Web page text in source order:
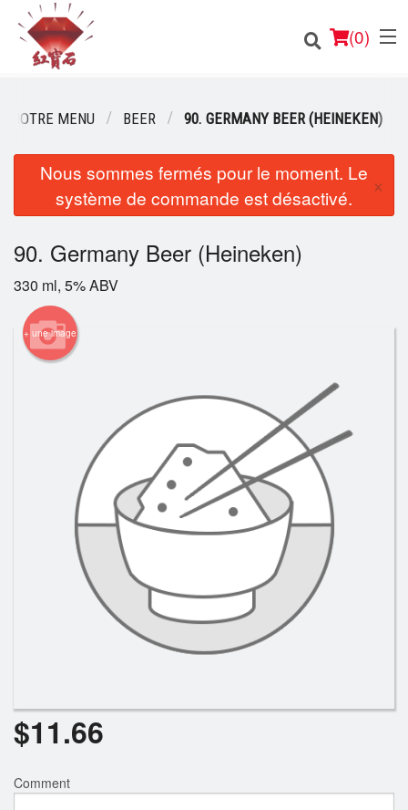
(0)
Commander en ligne
Emplacement
Français
Connection
Inscription
Rechercher
NOTRE MENU BEER 90. GERMANY BEER (HEINEKEN)
Nous sommes fermés pour le moment. Le
système de commande est désactivé.
×
90. Germany Beer (Heineken)
330 ml, 5% ABV
+ une image
$11.66
Comment